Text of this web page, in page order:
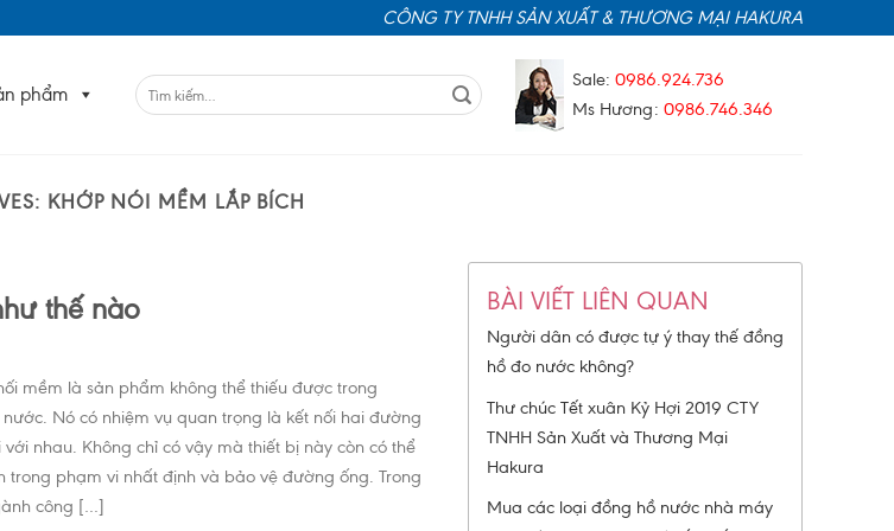
CÔNG TY TNHH SẢN XUẤT & THƯƠNG MẠI HAKURA
phẩm
Sale: 0986.924.736
Ms Hương: 0986.746.346
KHỚP NÓI MỀM LẮP BÍCH
thế nào
mềm là sản phẩm không thể thiếu được trong
Nó có nhiệm vụ quan trọng là kết nối hai đường
với nhau. Không chỉ có vậy mà thiết bị này còn có thể
trong phạm vi nhất định và bảo vệ đường ống. Trong
công […]
BÀI VIẾT LIÊN QUAN
Người dân có được tự ý thay thế đồng
hồ đo nước không?
Thư chúc Tết xuân Kỷ Hợi 2019 CTY
TNHH Sản Xuất và Thương Mại
Hakura
Mua các loại đồng hồ nước nhà máy